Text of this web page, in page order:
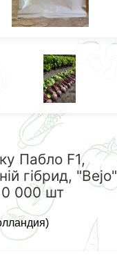
Пабло F1,
гібрид, "Bejo"
000 шт